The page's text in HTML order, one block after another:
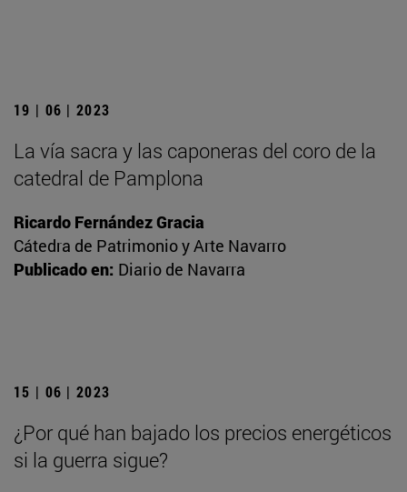
19 | 06 | 2023
La vía sacra y las caponeras del coro de la
catedral de Pamplona
Ricardo Fernández Gracia
Cátedra de Patrimonio y Arte Navarro
Publicado en: Diario de Navarra
15 | 06 | 2023
¿Por qué han bajado los precios energéticos
si la guerra sigue?